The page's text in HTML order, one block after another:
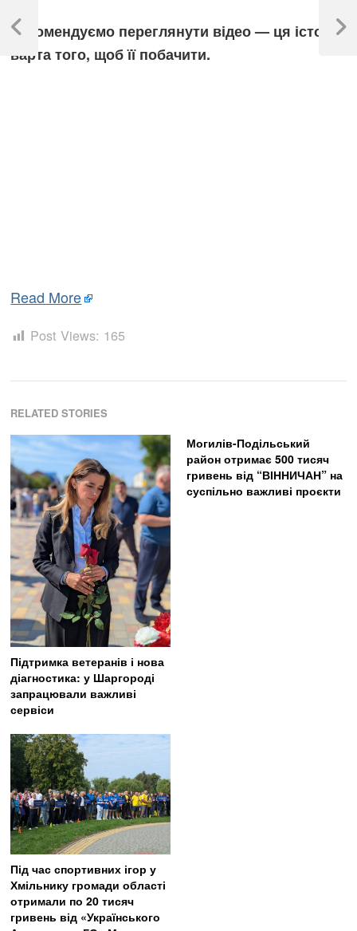
Рекомендуємо переглянути відео — ця історія
варта того, щоб її побачити.
Read More
Post Views: 165
RELATED STORIES
Підтримка ветеранів і нова
діагностика: у Шаргороді
запрацювали важливі
сервіси
Могилів-Подільський
район отримає 500 тисяч
гривень від “ВІННИЧАН” на
суспільно важливі проєкти
Під час спортивних ігор у
Хмільнику громади області
отримали по 20 тисяч
гривень від «Українського
записів
Previous
Next